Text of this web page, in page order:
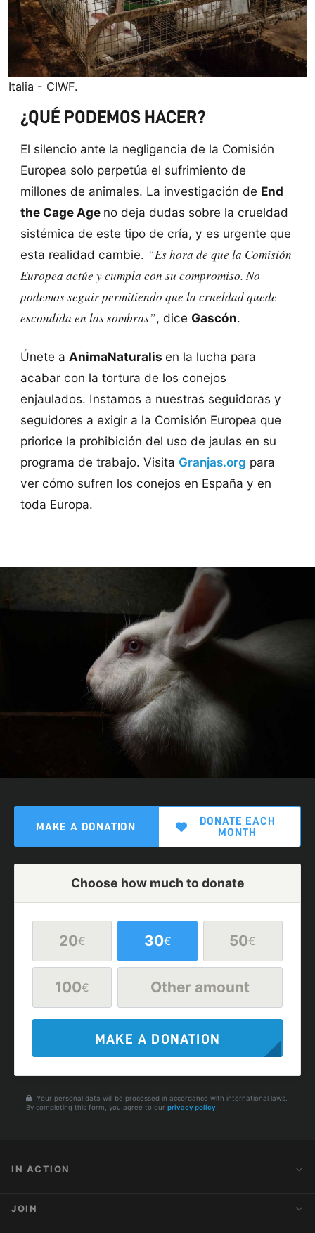
Italia - CIWF.
¿QUÉ PODEMOS HACER?
El silencio ante la negligencia de la Comisión
Europea solo perpetúa el sufrimiento de
millones de animales. La investigación de End
the Cage Age no deja dudas sobre la crueldad
sistémica de este tipo de cría, y es urgente que
esta realidad cambie. “Es hora de que la Comisión
Europea actúe y cumpla con su compromiso. No
podemos seguir permitiendo que la crueldad quede
escondida en las sombras”, dice Gascón.
Únete a AnimaNaturalis en la lucha para
acabar con la tortura de los conejos
enjaulados. Instamos a nuestras seguidoras y
seguidores a exigir a la Comisión Europea que
priorice la prohibición del uso de jaulas en su
programa de trabajo. Visita Granjas.org para
ver cómo sufren los conejos en España y en
toda Europa.
MAKE A DONATION
DONATE EACH
MONTH
Choose how much to donate
20€ 30€ 50€
100€ Other amount
MAKE A DONATION
Your personal data will be processed in accordance with international laws.
By completing this form, you agree to our privacy policy
IN ACTION
Action Alerts
JOIN